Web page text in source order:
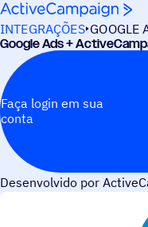
Pular para o conteúdo
INTEGRAÇÕES GOOGLE
Google Ads +
Faça login em sua
conta
Desenvolvido por